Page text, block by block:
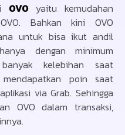
OVO yaitu kemudahan
Bahkan kini OVO
untuk bisa ikut andil
dengan minimum
kelebihan saat
mendapatkan poin saat
via Grab. Sehingga
OVO dalam transaksi,